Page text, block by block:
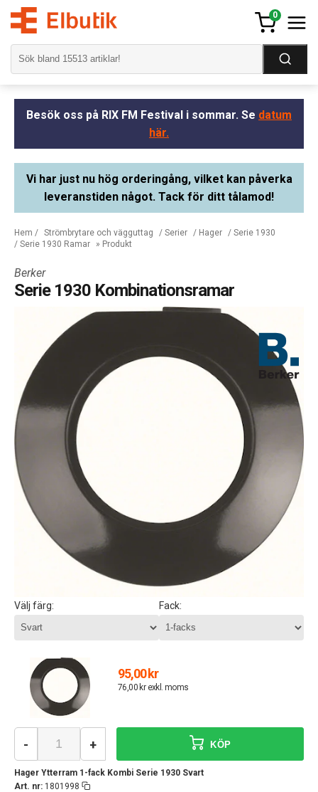
0
Besök oss på RIX FM Festival i sommar. Se datum
här.
Vi har just nu hög orderingång, vilket kan påverka
leveranstiden något. Tack för ditt tålamod!
Hem / Strömbrytare och vägguttag / Serier / Hager / Serie 1930
/ Serie 1930 Ramar » Produkt
Berker
Serie 1930 Kombinationsramar
Välj färg: Fack:
95,00 kr
76,00 kr exkl. moms
Hager Ytterram 1-fack Kombi Serie 1930 Svart
Art. nr: 1801998
- + KÖP